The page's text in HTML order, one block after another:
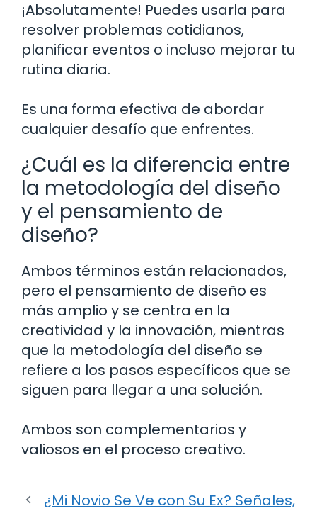
¡Absolutamente! Puedes usarla para
resolver problemas cotidianos,
planificar eventos o incluso mejorar tu
rutina diaria.
Es una forma efectiva de abordar
cualquier desafío que enfrentes.
¿Cuál es la diferencia entre
la metodología del diseño
y el pensamiento de
diseño?
Ambos términos están relacionados,
pero el pensamiento de diseño es
más amplio y se centra en la
creatividad y la innovación, mientras
que la metodología del diseño se
refiere a los pasos específicos que se
siguen para llegar a una solución.
Ambos son complementarios y
valiosos en el proceso creativo.
¿Mi Novio Se Ve con Su Ex? Señales,